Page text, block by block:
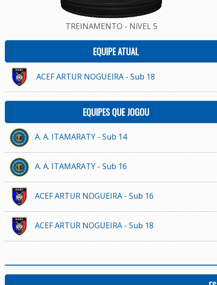
TREINAMENTO - NíVEL 5
EQUIPE ATUAL
ACEF ARTUR NOGUEIRA - Sub 18
EQUIPES QUE JOGOU
A. A. ITAMARATY - Sub 14
A. A. ITAMARATY - Sub 16
ACEF ARTUR NOGUEIRA - Sub 16
ACEF ARTUR NOGUEIRA - Sub 18